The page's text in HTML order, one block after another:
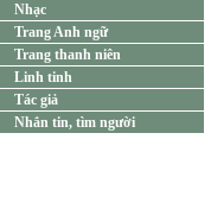
Nhạc
Trang Anh ngữ
Trang thanh niên
Linh tinh
Tác giả
Nhắn tin, tìm người